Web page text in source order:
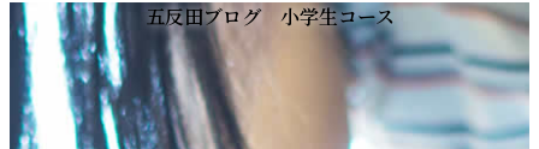
コ
ン
テ
ン
ツ
ナ
ビ
ゲ
ー
シ
HOME
プログラム
年齢別コースの紹介
五反田ブログ 小学生コース